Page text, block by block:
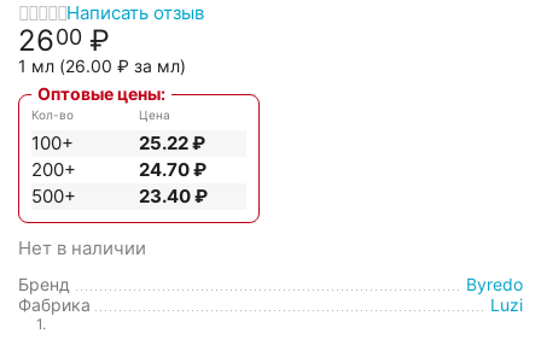
Написать отзыв
2600 ₽
1 мл (26.00 ₽ за мл)
Оптовые цены:
Кол-во
100+
200+
500+
Цена
25.22₽
24.70₽
23.40₽
Нет в наличии
Бренд
Byredo
Фабрика
Luzi
1.